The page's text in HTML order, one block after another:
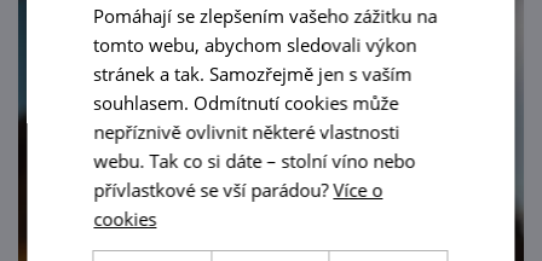
Pomáhají se zlepšením vašeho zážitku na
tomto webu, abychom sledovali výkon
stránek a tak. Samozřejmě jen s vaším
souhlasem. Odmítnutí cookies může
nepříznivě ovlivnit některé vlastnosti
webu. Tak co si dáte – stolní víno nebo
přívlastkové se vší parádou?Více o
cookies